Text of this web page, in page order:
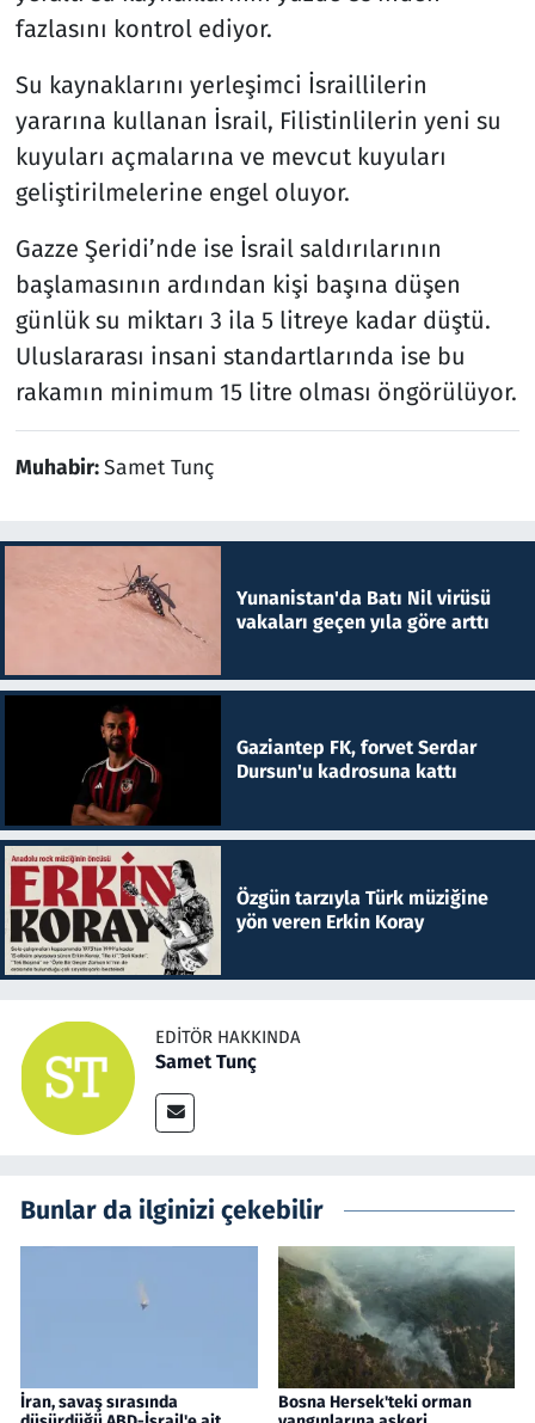
fazlasını kontrol ediyor.
Su kaynaklarını yerleşimci İsraillilerin
yararına kullanan İsrail, Filistinlilerin yeni su
kuyuları açmalarına ve mevcut kuyuları
geliştirilmelerine engel oluyor.
Gazze Şeridi’nde ise İsrail saldırılarının
başlamasının ardından kişi başına düşen
günlük su miktarı 3 ila 5 litreye kadar düştü.
Uluslararası insani standartlarında ise bu
rakamın minimum 15 litre olması öngörülüyor.
Muhabir:Samet Tunç
Yunanistan'da Batı Nil virüsü
vakaları geçen yıla göre arttı
Gaziantep FK, forvet Serdar
Dursun'u kadrosuna kattı
Özgün tarzıyla Türk müziğine
yön veren Erkin Koray
EDITÖR HAKKINDA
Samet Tunç
Bunlar da ilginizi çekebilir
İran, savaş sırasında
Bosna Hersek'teki orman